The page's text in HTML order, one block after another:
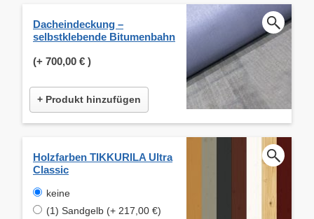
Dacheindeckung –
selbstklebende Bitumenbahn
(+ 700,00 € )
+ Produkt hinzufügen
Holzfarben TIKKURILA Ultra
Classic
keine
(1) Sandgelb (+ 217,00 €)